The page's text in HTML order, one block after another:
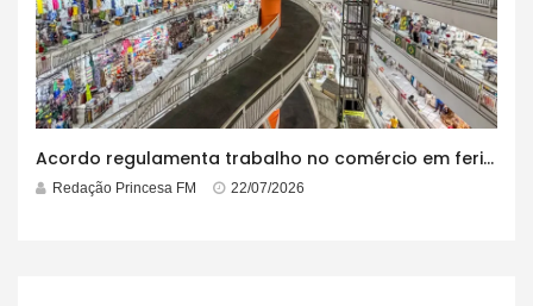
Acordo regulamenta trabalho no comércio em feriados
Redação Princesa FM 22/07/2026